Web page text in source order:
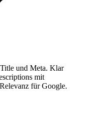
und Meta. Klar
mit
für Google.